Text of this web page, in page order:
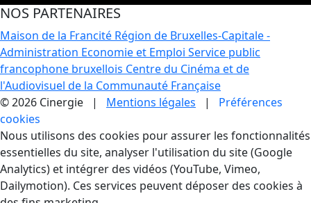
NOS PARTENAIRES
Maison de la Francité Région de Bruxelles-Capitale -
Administration Economie et Emploi Service public
francophone bruxellois Centre du Cinéma et de
l'Audiovisuel de la Communauté Française
© 2026 Cinergie | Mentions légales | Préférences
cookies
Gestion des Cookies
Nous utilisons des cookies pour assurer les fonctionnalités
essentielles du site, analyser l'utilisation du site (Google
Analytics) et intégrer des vidéos (YouTube, Vimeo,
Dailymotion). Ces services peuvent déposer des cookies à